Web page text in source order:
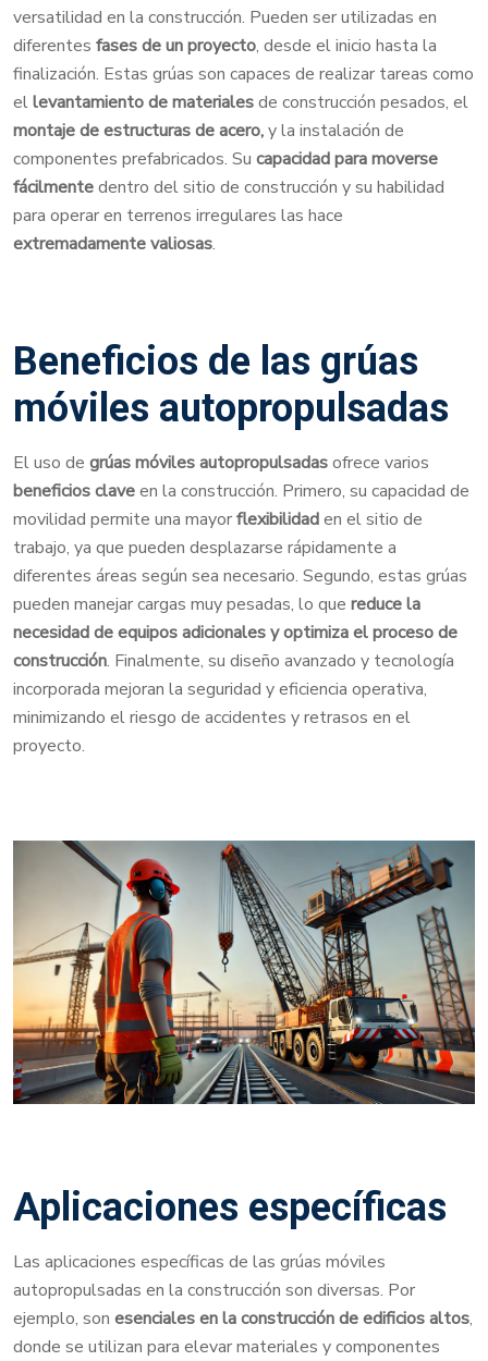
versatilidad en la construcción. Pueden ser utilizadas en
diferentes fases de un proyecto, desde el inicio hasta la
finalización. Estas grúas son capaces de realizar tareas como
ellevantamiento de materialesde construcción pesados, el
montaje de estructuras de acero,y la instalación de
componentes prefabricados. Su capacidad para moverse
fácilmentedentro del sitio de construcción y su habilidad
para operar en terrenos irregulares las hace
extremadamente valiosas.
Beneficios de las grúas
móviles autopropulsadas
El uso de grúas móviles autopropulsadasofrece varios
beneficios claveen la construcción. Primero, su capacidad de
movilidad permite una mayorflexibilidaden el sitio de
trabajo, ya que pueden desplazarse rápidamente a
diferentes áreas según sea necesario. Segundo, estas grúas
pueden manejar cargas muy pesadas, lo que reduce la
necesidad de equipos adicionales yoptimiza el proceso de
construcción. Finalmente, su diseño avanzado y tecnología
incorporada mejoran la seguridad y eficiencia operativa,
minimizando el riesgo de accidentes y retrasos en el
proyecto.
Aplicaciones específicas
Las aplicaciones específicas de las grúas móviles
autopropulsadas en la construcción son diversas. Por
ejemplo, son esenciales en la construcción de edificios altos,
donde se utilizan para elevar materiales y componentes